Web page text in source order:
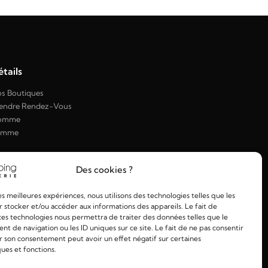
Des cookies ?
meilleures expériences, nous utilisons des technologies telles que les
stocker et/ou accéder aux informations des appareils. Le fait de
technologies nous permettra de traiter des données telles que le
de navigation ou les ID uniques sur ce site. Le fait de ne pas consentir
son consentement peut avoir un effet négatif sur certaines
et fonctions.
Boutiques
Rendez-Vous